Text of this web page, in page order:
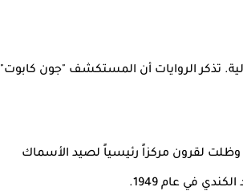
تذكر الروايات أن المستكشف "جون كابوت"
وظلت لقرون مركزاً رئيسياً لصيد الأسماك
في عام 1949.